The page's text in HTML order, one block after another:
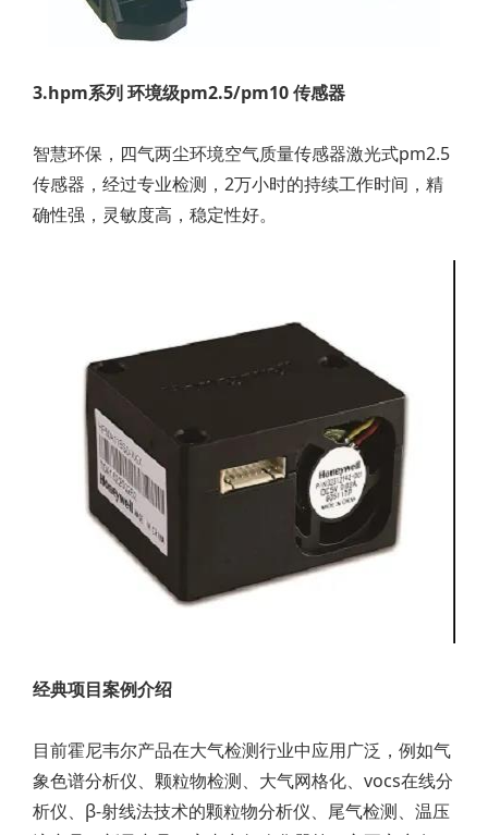
3.hpm系列 环境级pm2.5/pm10 传感器
智慧环保，四气两尘环境空气质量传感器激光式pm2.5
传感器，经过专业检测，2万小时的持续工作时间，精
确性强，灵敏度高，稳定性好。
经典项目案例介绍
目前霍尼韦尔产品在大气检测行业中应用广泛，例如气
象色谱分析仪、颗粒物检测、大气网格化、vocs在线分
析仪、β-射线法技术的颗粒物分析仪、尾气检测、温压